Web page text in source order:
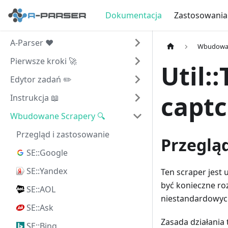
Dokumentacja
A-Parser ❤️
Pierwsze kroki 🚀
Edytor zadań ✏️
Instrukcja 📖
Wbudowane Scrapery 🔍
Przegląd i zastosowanie
SE::Google
SE::Yandex
SE::AOL
SE::Ask
Ten scraper jest
być konieczne
Zasada